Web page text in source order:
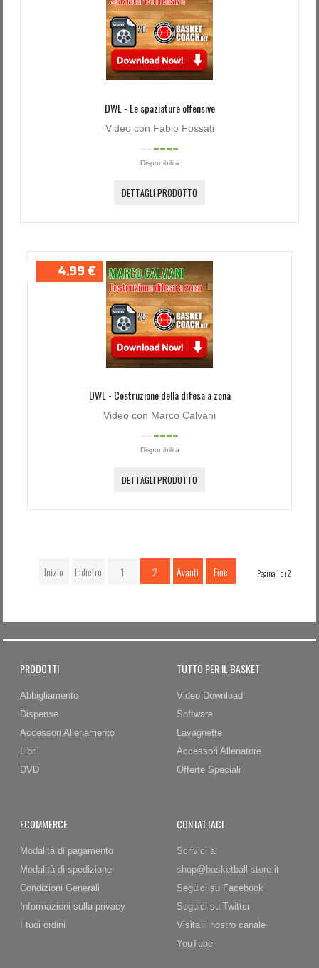
DWL - Le spaziature offensive
Video con Fabio Fossati
Disponibilità
DETTAGLI PRODOTTO
4,99 €
DWL - Costruzione della difesa a zona
Video con Marco Calvani
Disponibilità
DETTAGLI PRODOTTO
Inizio Indietro 1 2 Avanti Fine Pagina 1 di 2
PRODOTTI
Abbigliamento
Dispense
Accessori Allenamento
Libri
DVD
TUTTO PER IL BASKET
Video Download
Software
Lavagnette
Accessori Allenatore
Offerte Speciali
ECOMMERCE
Modalità di pagamento
Modalità di spedizione
Condizioni Generali
Informazioni sulla privacy
I tuoi ordini
CONTATTACI
Scrivici a:
shop@basketball-store.it
Seguici su Facebook
Seguici su Twitter
Visita il nostro canale
YouTube